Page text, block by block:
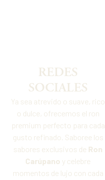
REDES
SOCIALES
Ya sea atrevido o suave, rico
o dulce, ofrecemos el ron
premium perfecto para cada
gusto refinado. Saboree los
sabores exclusivos de Ron
Carúpano y celebre
momentos de lujo con cada